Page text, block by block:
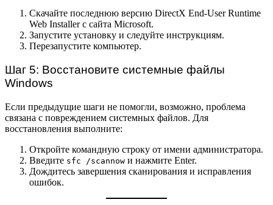
Скачайте последнюю версию DirectX End-User Runtime
Web Installer с сайта Microsoft.
Запустите установку и следуйте инструкциям.
Перезапустите компьютер.
Шаг 5: Восстановите системные файлы
Windows
Если предыдущие шаги не помогли, возможно, проблема
связана с повреждением системных файлов. Для
восстановления выполните:
Откройте командную строку от имени администратора.
Введите sfc /scannow и нажмите Enter.
Дождитесь завершения сканирования и исправления
ошибок.